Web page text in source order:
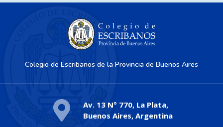
Colegio de Escribanos de la Provincia de Buenos Aires
Av. 13 N° 770, La Plata,
Buenos Aires, Argentina